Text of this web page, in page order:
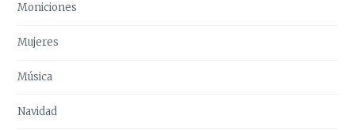
Moniciones
Mujeres
Música
Navidad